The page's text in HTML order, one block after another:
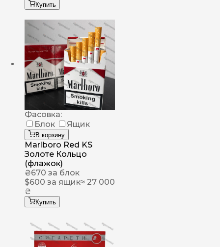
Купить
Фасовка:
Блок
Ящик
В корзину
Marlboro Red KS
Золоте Кольцо
(флажок)
₴670 за блок
$600 за ящик≈ 27 000
₴
Купить